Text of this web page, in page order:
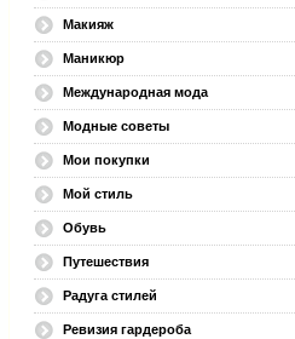
Макияж
Маникюр
Международная мода
Модные советы
Мои покупки
Мой стиль
Обувь
Путешествия
Радуга стилей
Ревизия гардероба